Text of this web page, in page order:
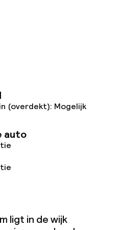
(overdekt): Mogelijk
auto
ligt in de wijk